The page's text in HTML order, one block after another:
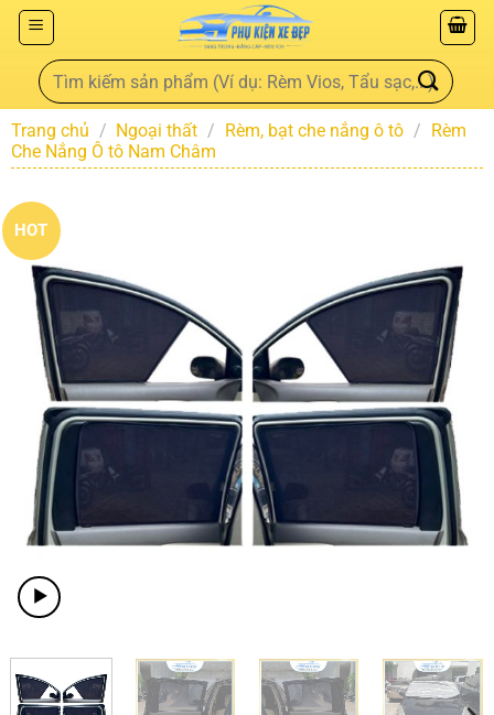
Trang chủ / Ngoại thất / Rèm, bạt che nắng ô tô / Rèm
Che Nắng Ô tô Nam Châm
HOT